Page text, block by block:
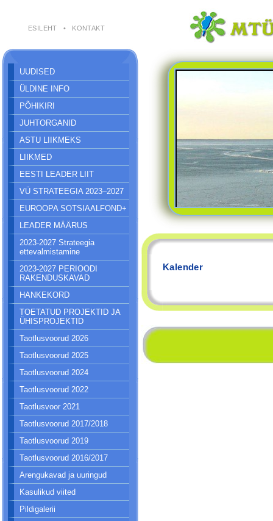
ESILEHT • KONTAKT
UUDISED
ÜLDINE INFO
PÕHIKIRI
JUHTORGANID
ASTU LIIKMEKS
LIIKMED
EESTI LEADER LIIT
VÜ STRATEEGIA 2023–2027
EUROOPA SOTSIAALFOND+
LEADER MÄÄRUS
2023-2027 Strateegia
ettevalmistamine
2023-2027 PERIOODI
RAKENDUSKAVAD
HANKEKORD
TOETATUD PROJEKTID JA
ÜHISPROJEKTID
Taotlusvoorud 2026
Taotlusvoorud 2025
Taotlusvoorud 2024
Taotlusvoorud 2022
Taotlusvoor 2021
Taotlusvoorud 2017/2018
Taotlusvoorud 2019
Taotlusvoorud 2016/2017
Arengukavad ja uuringud
Kasulikud viited
Pildigalerii
Kalender